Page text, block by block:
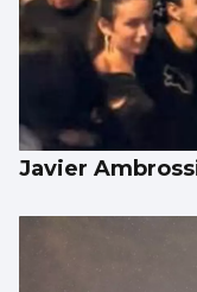
Javier